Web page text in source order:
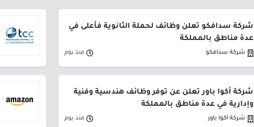
شركة سدافكو تعلن وظائف لحملة الثانوية فأعلى في
عدة مناطق بالمملكة
شركة سدافكو منذ يوم
شركة أكوا باور تعلن عن توفر وظائف هندسية وفنية
وإدارية في عدة مناطق بالمملكة
شركة أكوا باور منذ يوم